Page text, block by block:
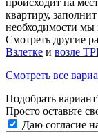
происходит на
квартиру,
необходимости
Смотреть другие
Взлетке и возле
Смотреть все
Подобрать
Просто оставьте
Даю согласие